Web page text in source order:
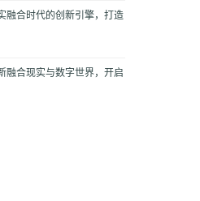
融合时代的创新引擎，打造
合现实与数字世界，开启